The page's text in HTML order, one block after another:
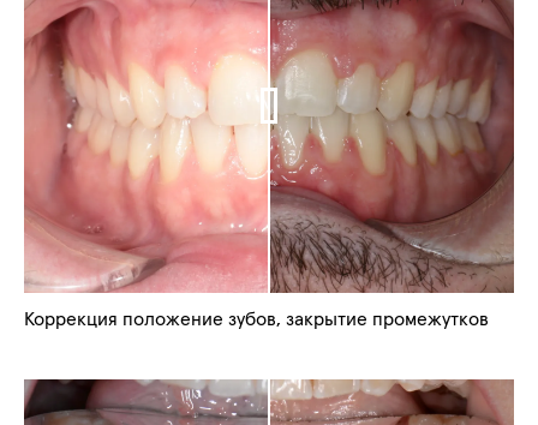
Коррекция положение зубов, закрытие промежутков